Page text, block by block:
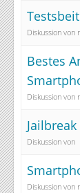
Diskussion von
Bestes
Diskussion von
Diskussion von
Diskussion von